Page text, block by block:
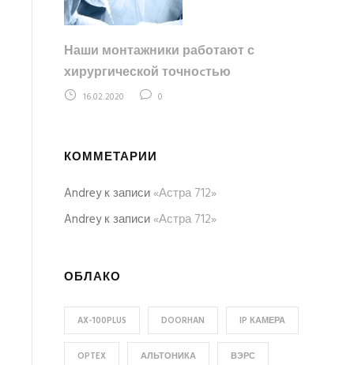
Наши монтажники работают с
хирургической точноcтью
16.02.2020 0
КОММЕТАРИИ
Andreyк записи«Астра 712»
Andreyк записи«Астра 712»
ОБЛАКО
AX-100PLUS DOORHAN IP КАМЕРА
OPTEX АЛЬТОНИКА ВЭРС